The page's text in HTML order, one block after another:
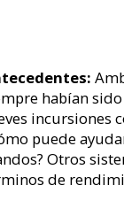
habían
incursiones
puede
Otros
de